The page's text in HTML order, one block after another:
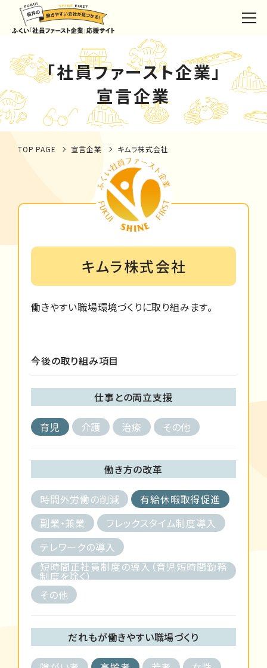
「社員ファースト企業」
宣言企業
TOP PAGE 宣言企業 キムラ株式会社
キムラ株式会社
働きやすい職場環境づくりに取り組みます。
今後の取り組み項目
仕事との両立支援
育児 介護 治療 その他
働き方の改革
時間外労働の削減
有給休暇取得促進
副業・兼業
フレックスタイム制度導入
テレワークの導入
短時間正社員制度の導入（育児短時間勤務
制度を除く）
その他
だれもが働きやすい職場づくり